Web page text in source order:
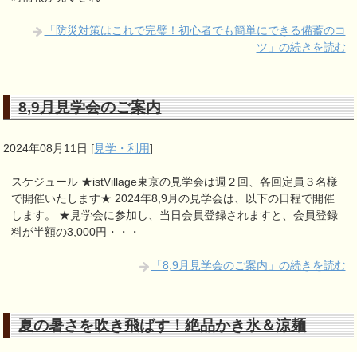
「防災対策はこれで完璧！初心者でも簡単にできる備蓄のコ
ツ」の続きを読む
8,9月見学会のご案内
2024年08月11日 [見学・利用]
スケジュール ★istVillage東京の見学会は週２回、各回定員３名様
で開催いたします★ 2024年8,9月の見学会は、以下の日程で開催
します。 ★見学会に参加し、当日会員登録されますと、会員登録
料が半額の3,000円・・・
「8,9月見学会のご案内」の続きを読む
夏の暑さを吹き飛ばす！絶品かき氷＆涼麺